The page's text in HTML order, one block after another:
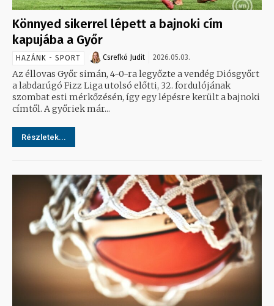
Könnyed sikerrel lépett a bajnoki cím
kapujába a Győr
HAZÁNK - SPORT Csrefkó Judit 2026.05.03.
Az éllovas Győr simán, 4-0-ra legyőzte a vendég Diósgyőrt
a labdarúgó Fizz Liga utolsó előtti, 32. fordulójának
szombat esti mérkőzésén, így egy lépésre került a bajnoki
címtől. A győriek már...
Részletek...